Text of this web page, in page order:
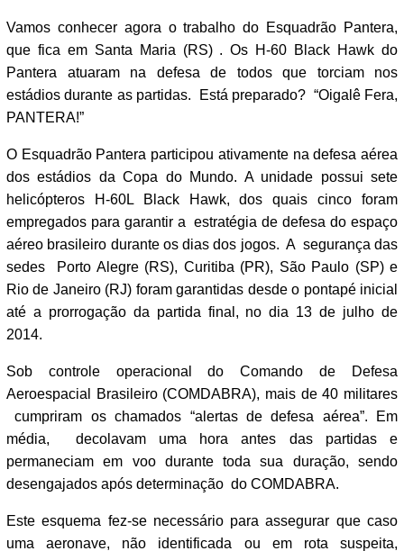
Vamos conhecer agora o trabalho do Esquadrão Pantera,
que fica em Santa Maria (RS) . Os H-60 Black Hawk do
Pantera atuaram na defesa de todos que torciam nos
estádios durante as partidas. Está preparado? “Oigalê Fera,
PANTERA!”
O Esquadrão Pantera participou ativamente na defesa aérea
dos estádios da Copa do Mundo. A unidade possui sete
helicópteros H-60L Black Hawk, dos quais cinco foram
empregados para garantir a estratégia de defesa do espaço
aéreo brasileiro durante os dias dos jogos. A segurança das
sedes Porto Alegre (RS), Curitiba (PR), São Paulo (SP) e
Rio de Janeiro (RJ) foram garantidas desde o pontapé inicial
até a prorrogação da partida final, no dia 13 de julho de
2014.
Sob controle operacional do Comando de Defesa
Aeroespacial Brasileiro (COMDABRA), mais de 40 militares
cumpriram os chamados “alertas de defesa aérea”. Em
média, decolavam uma hora antes das partidas e
permaneciam em voo durante toda sua duração, sendo
desengajados após determinação do COMDABRA.
Este esquema fez-se necessário para assegurar que caso
uma aeronave, não identificada ou em rota suspeita,